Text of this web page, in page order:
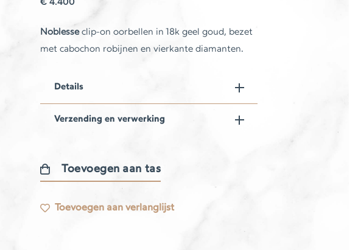
Noblesseclip-on oorbellen in 18k geel goud, bezet
met cabochon robijnen en vierkante diamanten.
Details
Verzending en verwerking
Noblesse
aantal
Toevoegen aan tas
Toevoegen aan verlanglijst